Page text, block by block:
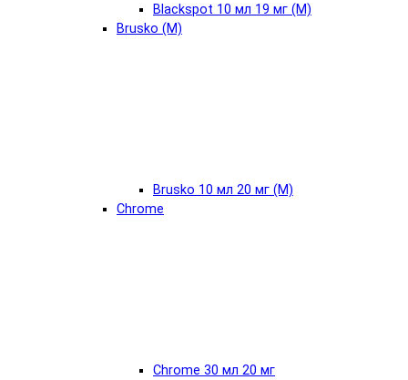
Blackspot 10 мл 19 мг (М)
Brusko (М)
Brusko 10 мл 20 мг (М)
Chrome
Chrome 30 мл 20 мг